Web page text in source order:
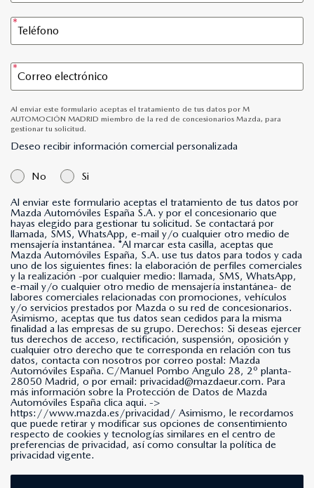
Al enviar este formulario aceptas el tratamiento de tus datos por M
AUTOMOCIÓN MADRID miembro de la red de concesionarios Mazda, para
gestionar tu solicitud.
Deseo recibir información comercial personalizada
No Si
Al enviar este formulario aceptas el tratamiento de tus datos por
Mazda Automóviles España S.A. y por el concesionario que
hayas elegido para gestionar tu solicitud. Se contactará por
llamada, SMS, WhatsApp, e-mail y/o cualquier otro medio de
mensajería instantánea. *Al marcar esta casilla, aceptas que
Mazda Automóviles España, S.A. use tus datos para todos y cada
uno de los siguientes fines: la elaboración de perfiles comerciales
y la realización -por cualquier medio: llamada, SMS, WhatsApp,
e-mail y/o cualquier otro medio de mensajería instantánea- de
labores comerciales relacionadas con promociones, vehículos
y/o servicios prestados por Mazda o su red de concesionarios.
Asimismo, aceptas que tus datos sean cedidos para la misma
finalidad a las empresas de su grupo. Derechos: Si deseas ejercer
tus derechos de acceso, rectificación, suspensión, oposición y
cualquier otro derecho que te corresponda en relación con tus
datos, contacta con nosotros por correo postal: Mazda
Automóviles España. C/Manuel Pombo Angulo 28, 2º planta-
28050 Madrid, o por email: privacidad@mazdaeur.com. Para
más información sobre la Protección de Datos de Mazda
Automóviles España clica aqui. ->
https://www.mazda.es/privacidad/
que puede retirar y modificar sus opciones de consentimiento
respecto de cookies y tecnologías similares en el centro de
preferencias de privacidad, así como consultar la política de
privacidad vigente.